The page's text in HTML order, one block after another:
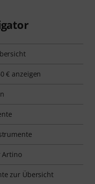
€ anzeigen
Artino
zur Übersicht